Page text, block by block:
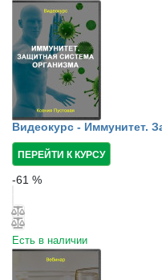
Видеокурс - Иммунитет.
ПЕРЕЙТИ К КУРСУ
-61 %
Есть в наличии